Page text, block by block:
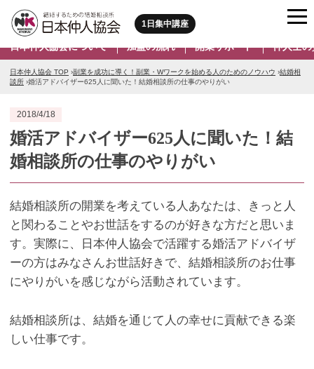
1日集中講座
日本仲人協会について 加盟の流れ 開業サポート 仲人士の
日本仲人協会 TOP ›副業を成功に導く！副業・Wワークを始める人のためのノウハウ ›結婚相
談所 ›婚活アドバイザー625人に聞いた！結婚相談所の仕事のやりがい
2018/4/18
婚活アドバイザー625人に聞いた！結
婚相談所の仕事のやりがい
結婚相談所の開業を考えている人あなたは、きっと人
と関わることやお世話をするのが好きな方だと思いま
す。実際に、日本仲人協会で活躍する婚活アドバイザ
ーの方はみなさんお世話好きで、結婚相談所のお仕事
にやりがいを感じながら活動されています。
結婚相談所は、結婚を通じて人の幸せに貢献できる楽
しい仕事です。